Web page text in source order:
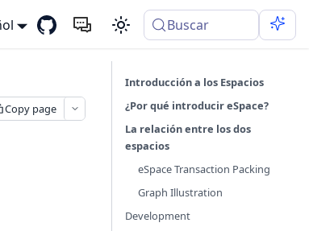
Buscar
Copy page
Introducción a los Espacios
¿Por qué introducir eSpace?
La relación entre los dos
espacios
eSpace Transaction Packing
Graph Illustration
Development